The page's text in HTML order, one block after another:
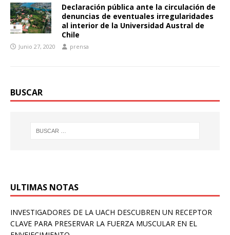
Declaración pública ante la circulación de
denuncias de eventuales irregularidades
al interior de la Universidad Austral de
Chile
Junio 27, 2020 prensa
BUSCAR
ULTIMAS NOTAS
INVESTIGADORES DE LA UACH DESCUBREN UN RECEPTOR
CLAVE PARA PRESERVAR LA FUERZA MUSCULAR EN EL